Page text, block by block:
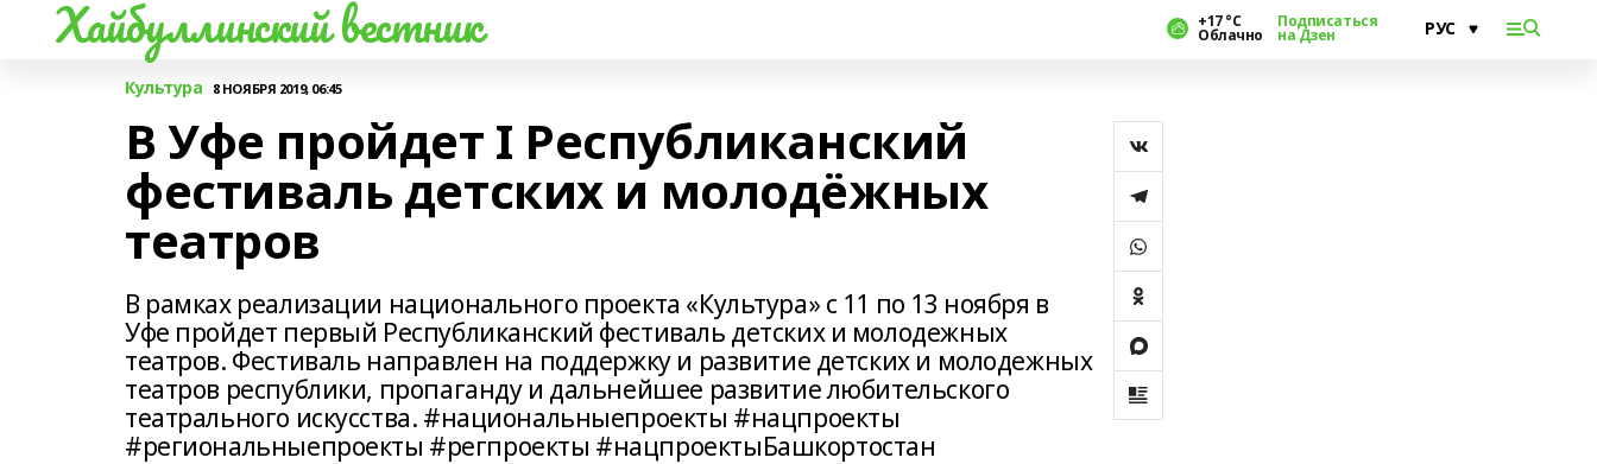
Хайбуллинский вестник +17 °С
Облачно
Подписаться
на Дзен
Культура 8 НОЯБРЯ 2019, 06:45
В Уфе пройдет I Республиканский
фестиваль детских и молодёжных
театров
В рамках реализации национального проекта «Культура» с 11 по 13 ноября в
Уфе пройдет первый Республиканский фестиваль детских и молодежных
театров. Фестиваль направлен на поддержку и развитие детских и молодежных
театров республики, пропаганду и дальнейшее развитие любительского
театрального искусства. #национальныепроекты #нацпроекты
#региональныепроекты #регпроекты #нацпроектыБашкортостан